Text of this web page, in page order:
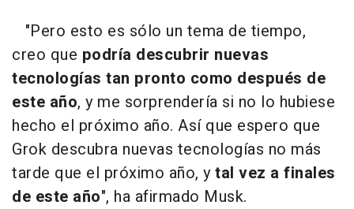
"Pero esto es sólo un tema de tiempo,
creo que podría descubrir nuevas
tecnologías tan pronto como después de
este año, y me sorprendería si no lo hubiese
hecho el próximo año. Así que espero que
Grok descubra nuevas tecnologías no más
tarde que el próximo año, ytal vez a finales
de este año", ha afirmado Musk.